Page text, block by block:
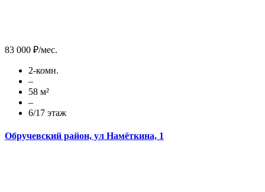
83 000 ₽/мес.
2-комн.
–
58 м²
–
6/17 этаж
Обручевский район, ул Намёткина, 1